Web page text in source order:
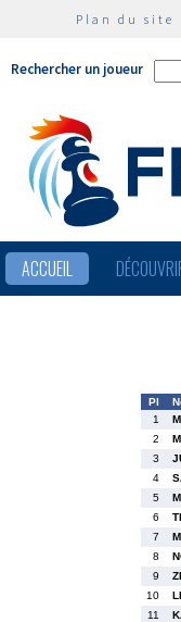
Plan du site
Rechercher un joueur
ACCUEIL
Pl
1
2
3
4
5
6
7
8
9
10
11